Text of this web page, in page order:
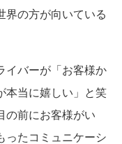
界の方が向いている
イバーが「お客様か
本当に嬉しい」と笑
の前にお客様がい
ったコミュニケーシ